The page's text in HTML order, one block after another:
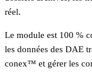
réel.
Le module est 100 %
les données des DAE
conex™ et gérer les